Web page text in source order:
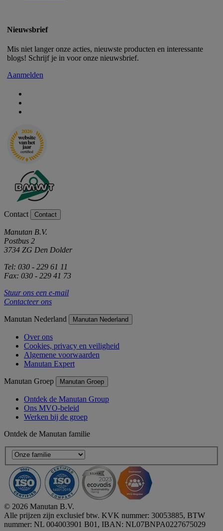
Nieuwsbrief
Mis niet langer onze acties, nieuwste producten en interessante
blogs! Schrijf je in voor onze nieuwsbrief.
Aanmelden
Contact Contact
Manutan B.V.
Postbus 2
3734 ZG Den Dolder
Tel: 030 - 229 61 11
Fax: 030 - 229 41 73
Stuur ons een e-mail
Contacteer ons
Manutan Nederland Manutan Nederland
Over ons
Cookies, privacy en veiligheid
Algemene voorwaarden
Manutan Expert
Manutan Groep Manutan Groep
Ontdek de Manutan Group
Ons MVO-beleid
Werken bij de groep
Ontdek de Manutan familie
© 2026 Manutan B.V.
Alle prijzen zijn exclusief btw. KVK nummer: 30053885, BTW
nummer: NL 004003901 B01, IBAN: NL07BNPA0227675029